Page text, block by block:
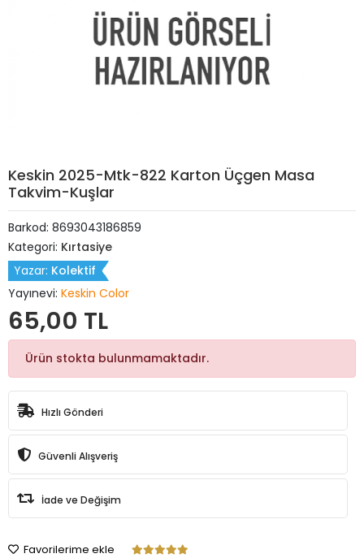
Keskin 2025-Mtk-822 Karton Üçgen Masa
Takvim-Kuşlar
Barkod: 8693043186859
Kategori: Kırtasiye
Yazar: Kolektif
Yayınevi: Keskin Color
65,00 TL
Ürün stokta bulunmamaktadır.
Hızlı Gönderi
Güvenli Alışveriş
İade ve Değişim
Favorilerime ekle